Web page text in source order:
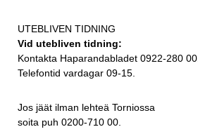
UTEBLIVEN TIDNING
Vid utebliven tidning:
Kontakta Haparandabladet 0922-280 00.
Telefontid vardagar 09-15.
Jos jäät ilman lehteä Torniossa
soita puh 0200-710 00.